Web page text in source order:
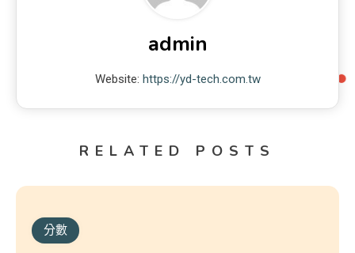
admin
Website: https://yd-tech.com.tw
RELATED POSTS
分數